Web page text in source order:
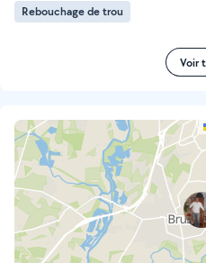
Rebouchage de trou
Voir